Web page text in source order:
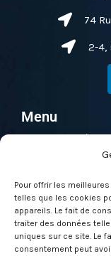
Pour offrir les
telles que les cookies
appareils. Le fait de
traiter des données
uniques sur ce site. Le
consentement peut
74
2-4,
Menu
Pentest & Audit
Formations
Nos évènements
Qui sommes-nous
Actus